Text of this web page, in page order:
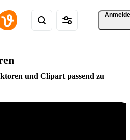
und Clipart passend zu